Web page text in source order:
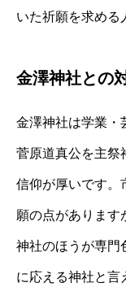
いた祈願を求める
金澤神社との
金澤神社は学業・
菅原道真公を主祭
信仰が厚いです。
願の点があります
神社のほうが専門
に応える神社と言